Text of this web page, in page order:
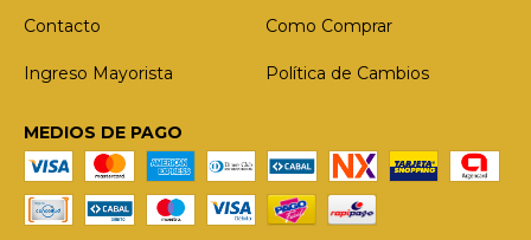
Contacto Como Comprar
Ingreso Mayorista Política de Cambios
MEDIOS DE PAGO